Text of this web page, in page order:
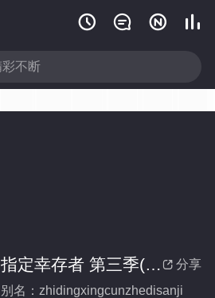
   
 分享
指定幸存者 第三季(全集)
别名：zhidingxingcunzhedisanji